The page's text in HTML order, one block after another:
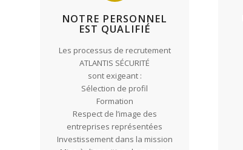
NOTRE PERSONNEL
EST QUALIFIÉ
Les processus de recrutement
ATLANTIS SÉCURITÉ
sont exigeant :
Sélection de profil
Formation
Respect de l’image des
entreprises représentées
Investissement dans la mission